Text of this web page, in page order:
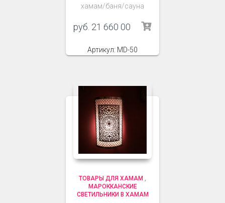
хамам/баня/сауна
руб. 21 660 00
Артикул: MD-50
ТОВАРЫ ДЛЯ ХАМАМ ,
МАРОККАНСКИЕ
СВЕТИЛЬНИКИ В ХАМАМ